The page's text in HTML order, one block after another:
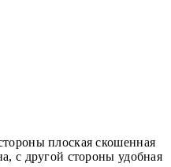
плоская скошенная
с другой стороны удобная